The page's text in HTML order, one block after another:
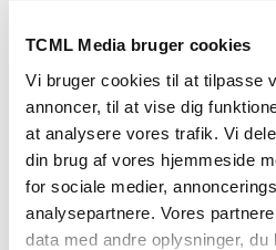
TCML Media bruger cookies
Vi bruger cookies til at tilpasse
annoncer, til at vise dig
at analysere vores trafik. Vi
din brug af vores hjemmeside
for sociale medier,
analysepartnere. Vores
data med andre oplysninger,